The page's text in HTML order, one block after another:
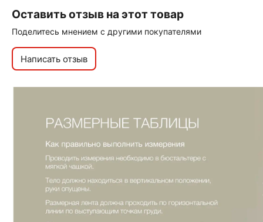
Оставить отзыв на этот товар
Поделитесь мнением с другими покупателями
Написать отзыв